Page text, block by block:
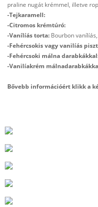
praline nugát krémmel, illetve
-Tejkaramell:
-Citromos krémtúró:
-Vanílíás torta: Bourbon
-Fehércsokis vagy vanilíás
-Fehércsoki málna
-Vanilíakrém
Bővebb információért klikk a